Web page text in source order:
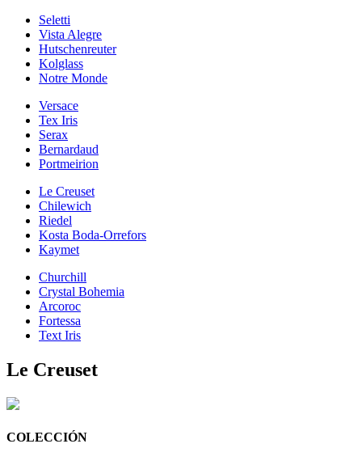
Seletti
Vista Alegre
Hutschenreuter
Kolglass
Notre Monde
Versace
Tex Iris
Serax
Bernardaud
Portmeirion
Le Creuset
Chilewich
Riedel
Kosta Boda-Orrefors
Kaymet
Churchill
Crystal Bohemia
Arcoroc
Fortessa
Text Iris
Le Creuset
COLECCIÓN